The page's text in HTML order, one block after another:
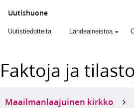
Uutishuone
Uutistiedotteita Lähdeaineistoa
Faktoja ja
Maailmanlaajuinen kirkko